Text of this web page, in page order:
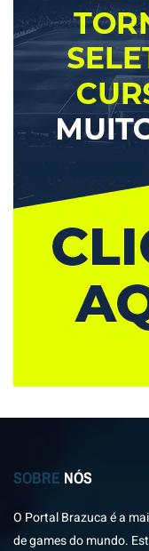
SOBRE NÓS
O Portal Brazuca é a
de games do mundo.